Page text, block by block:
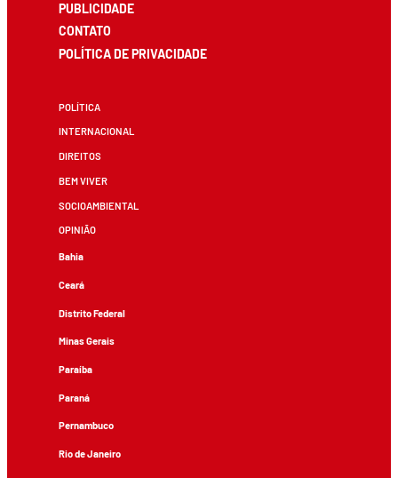
PUBLICIDADE
CONTATO
POLÍTICA DE PRIVACIDADE
POLÍTICA
INTERNACIONAL
DIREITOS
BEM VIVER
SOCIOAMBIENTAL
OPINIÃO
Bahia
Ceará
Distrito Federal
Minas Gerais
Paraíba
Paraná
Pernambuco
Rio de Janeiro